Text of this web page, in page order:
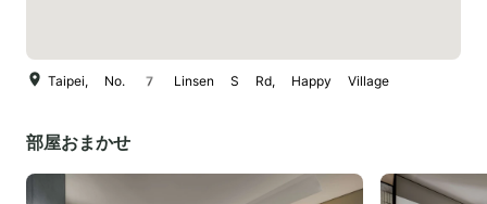
Taipei, No. 7 Linsen S Rd, Happy Village
部屋おまかせ